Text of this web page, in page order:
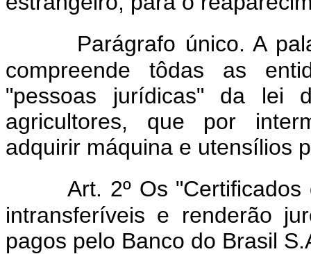
Parágrafo único. A
compreende tôdas as
"pessoas jurídicas" da lei
agricultores, que por
adquirir máquina e utensílios
Art. 2º Os
intransferíveis e renderão
pagos pelo Banco do Brasil